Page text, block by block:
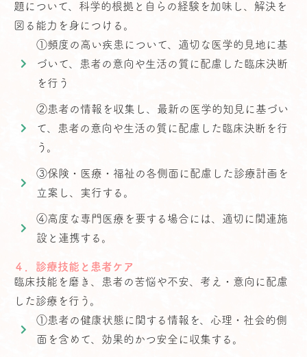
題について、科学的根拠と自らの経験を加味し、解決を
図る能力を身につける。
①頻度の高い疾患について、適切な医学的見地に基
づいて、患者の意向や生活の質に配慮した臨床決断
を行う
②患者の情報を収集し、最新の医学的知見に基づい
て、患者の意向や生活の質に配慮した臨床決断を行
う。
③保険・医療・福祉の各側面に配慮した診療計画を
立案し、実行する。
④高度な専門医療を要する場合には、適切に関連施
設と連携する。
４．診療技能と患者ケア
臨床技能を磨き、患者の苦悩や不安、考え・意向に配慮
した診療を行う。
①患者の健康状態に関する情報を、心理・社会的側
面を含めて、効果的かつ安全に収集する。